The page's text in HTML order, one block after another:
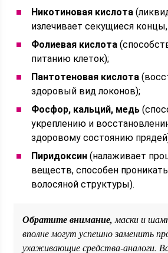
Никотиновая кислота
излечивает секущиеся
Фолиевая кислота
питанию клеток);
Пантотеновая кислота
здоровый вид локонов);
Фосфор, кальций, медь
укреплению и
здоровому состоянию
Пиридоксин (налаживает
веществ, способен
волосяной структуры).
Обратите внимание, маски и
вполне могут успешно заменить
ухаживающие средства-аналоги.